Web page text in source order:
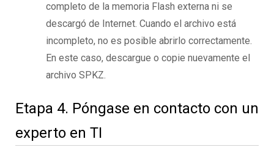
completo de la memoria Flash externa ni se
descargó de Internet. Cuando el archivo está
incompleto, no es posible abrirlo correctamente.
En este caso, descargue o copie nuevamente el
archivo SPKZ.
Etapa 4. Póngase en contacto con un
experto en TI